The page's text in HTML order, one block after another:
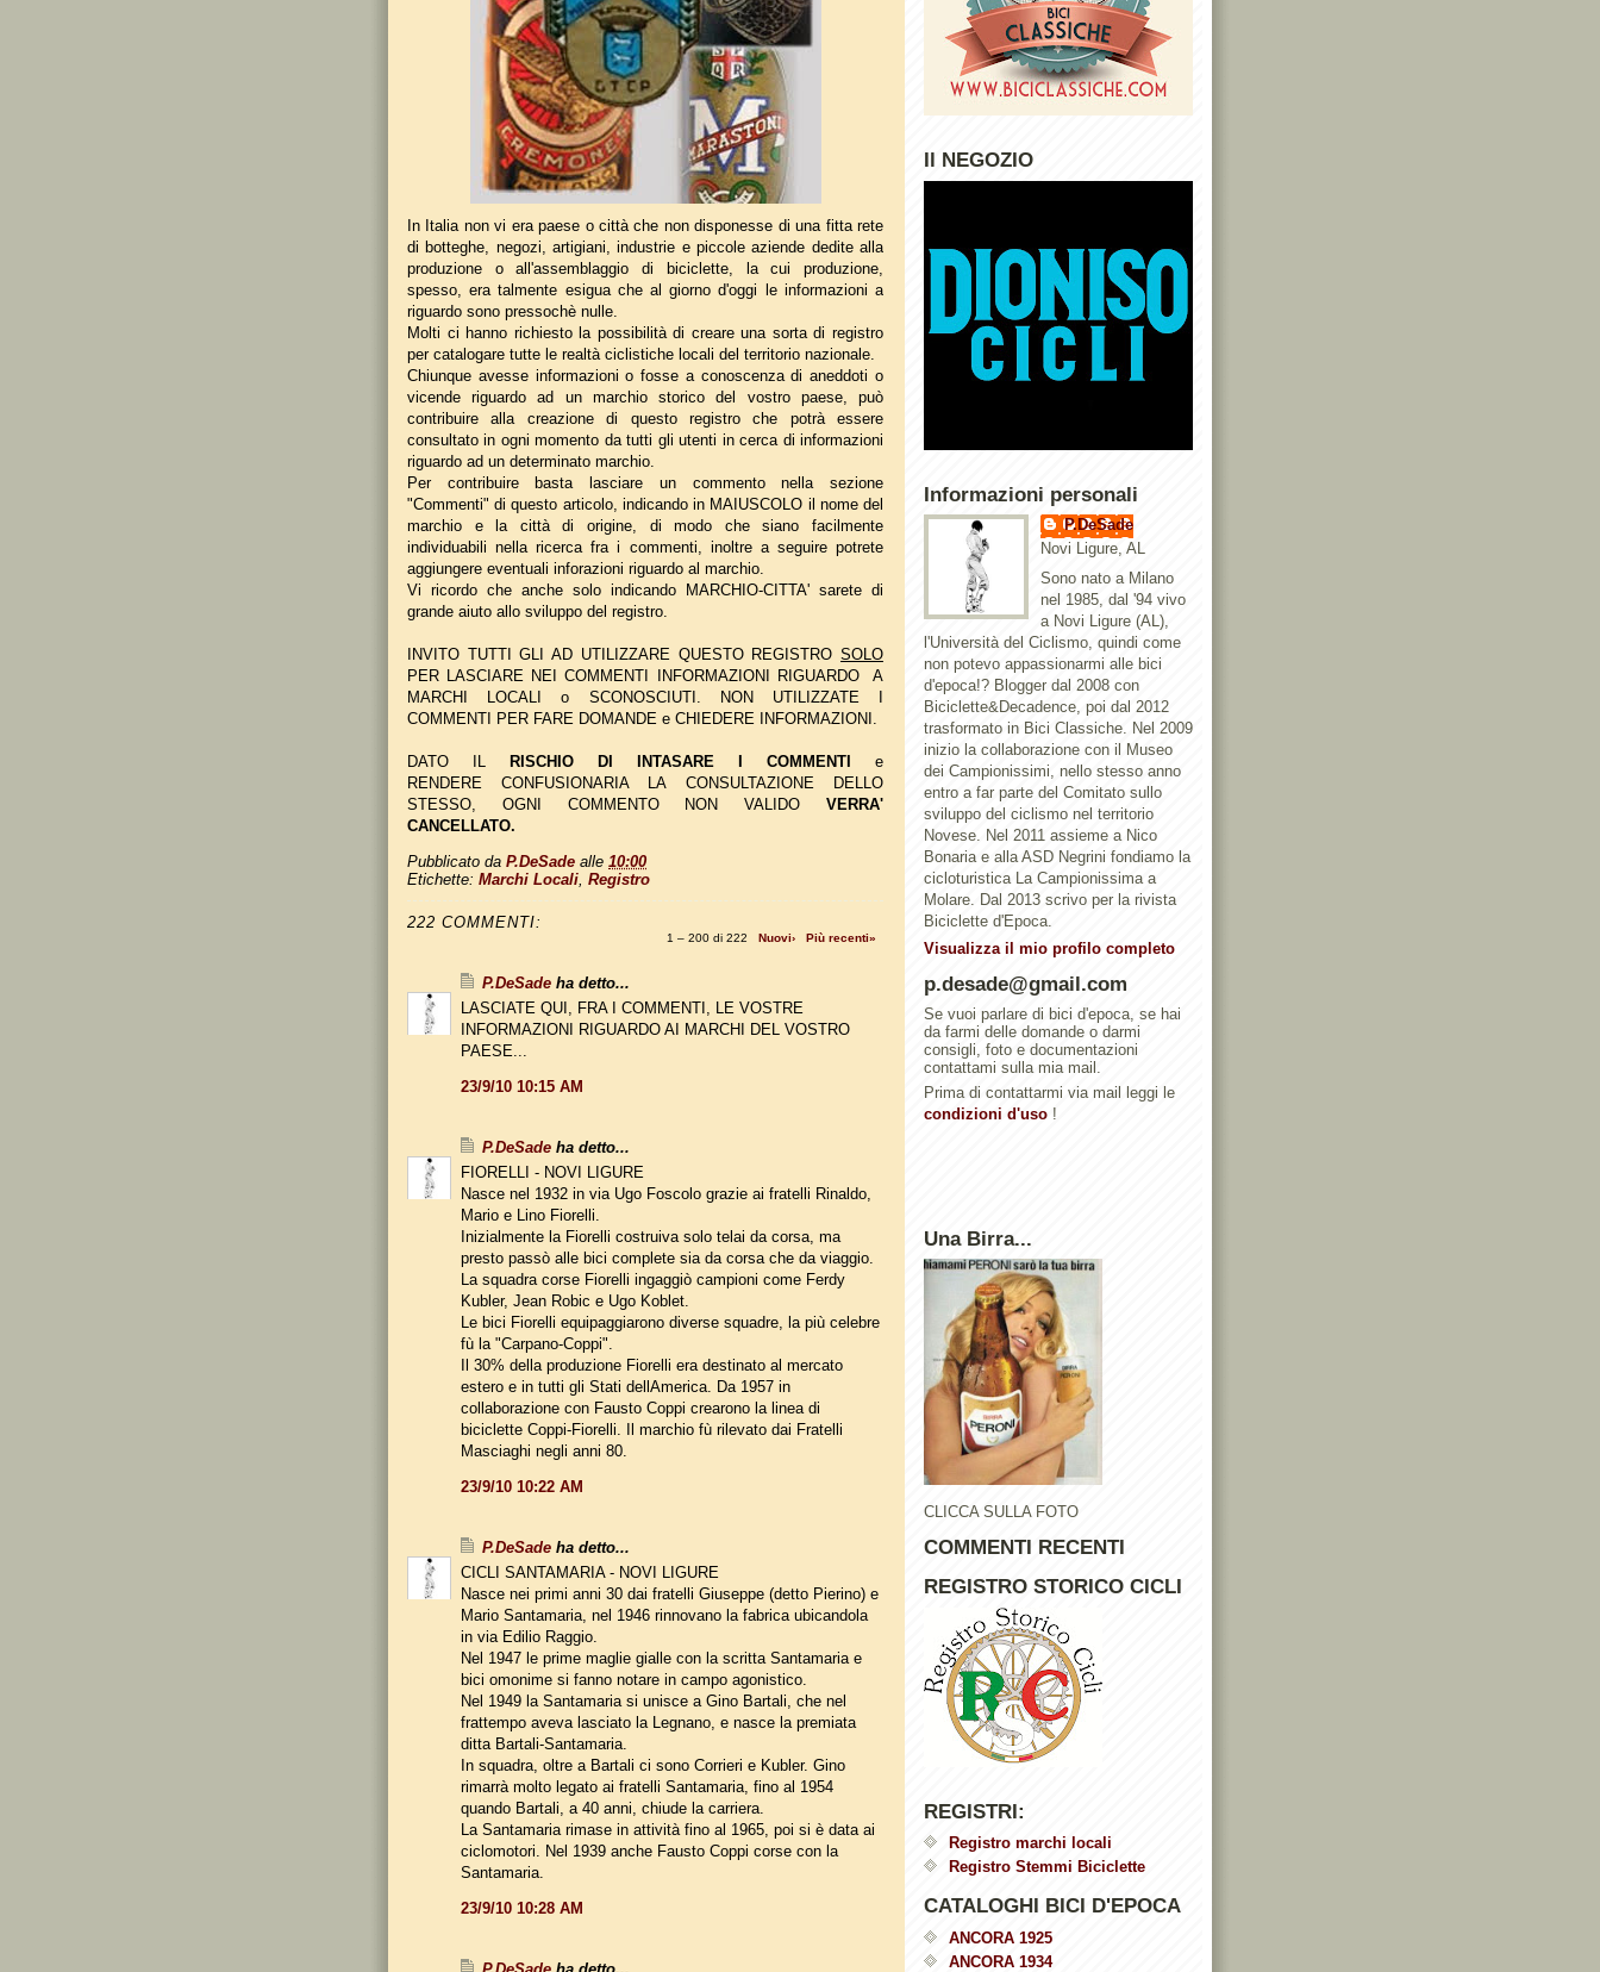
In Italia non vi era paese o città che non disponesse di una fitta rete
di botteghe, negozi, artigiani, industrie e piccole aziende dedite alla
produzione o all'assemblaggio di biciclette, la cui produzione,
spesso, era talmente esigua che al giorno d'oggi le informazioni a
riguardo sono pressochè nulle.
Molti ci hanno richiesto la possibilità di creare una sorta di registro
per catalogare tutte le realtà ciclistiche locali del territorio nazionale.
Chiunque avesse informazioni o fosse a conoscenza di aneddoti o
vicende riguardo ad un marchio storico del vostro paese, può
contribuire alla creazione di questo registro che potrà essere
consultato in ogni momento da tutti gli utenti in cerca di informazioni
riguardo ad un determinato marchio.
Per contribuire basta lasciare un commento nella sezione
"Commenti" di questo articolo, indicando in MAIUSCOLO il nome del
marchio e la città di origine, di modo che siano facilmente
individuabili nella ricerca fra i commenti, inoltre a seguire potrete
aggiungere eventuali inforazioni riguardo al marchio.
Vi ricordo che anche solo indicando MARCHIO-CITTA' sarete di
grande aiuto allo sviluppo del registro.
INVITO TUTTI GLI AD UTILIZZARE QUESTO REGISTRO SOLO
PER LASCIARE NEI COMMENTI INFORMAZIONI RIGUARDO A
MARCHI LOCALI o SCONOSCIUTI. NON UTILIZZATE I
COMMENTI PER FARE DOMANDE e CHIEDERE INFORMAZIONI.
DATO IL RISCHIO DI INTASARE I COMMENTI e
RENDERE CONFUSIONARIA LA CONSULTAZIONE DELLO
STESSO, OGNI COMMENTO NON VALIDO VERRA'
CANCELLATO.
Pubblicato da P.DeSade alle 10:00
Etichette: Marchi Locali Registro
222 COMMENTI:
1 – 200 di 222 Nuovi› Più recenti»
P.DeSade ha detto...
LASCIATE QUI, FRA I COMMENTI, LE VOSTRE
INFORMAZIONI RIGUARDO AI MARCHI DEL VOSTRO
PAESE...
23/9/10 10:15 AM
P.DeSade ha detto...
FIORELLI - NOVI LIGURE
Nasce nel 1932 in via Ugo Foscolo grazie ai fratelli Rinaldo,
Mario e Lino Fiorelli.
Inizialmente la Fiorelli costruiva solo telai da corsa, ma
presto passò alle bici complete sia da corsa che da viaggio.
La squadra corse Fiorelli ingaggiò campioni come Ferdy
Kubler, Jean Robic e Ugo Koblet.
Le bici Fiorelli equipaggiarono diverse squadre, la più celebre
fù la "Carpano-Coppi".
Il 30% della produzione Fiorelli era destinato al mercato
estero e in tutti gli Stati dellAmerica. Da 1957 in
collaborazione con Fausto Coppi crearono la linea di
biciclette Coppi-Fiorelli. Il marchio fù rilevato dai Fratelli
Masciaghi negli anni 80.
23/9/10 10:22 AM
P.DeSade ha detto...
CICLI SANTAMARIA - NOVI LIGURE
Nasce nei primi anni 30 dai fratelli Giuseppe (detto Pierino) e
Mario Santamaria, nel 1946 rinnovano la fabrica ubicandola
in via Edilio Raggio.
Nel 1947 le prime maglie gialle con la scritta Santamaria e
bici omonime si fanno notare in campo agonistico.
Nel 1949 la Santamaria si unisce a Gino Bartali, che nel
frattempo aveva lasciato la Legnano, e nasce la premiata
ditta Bartali-Santamaria.
In squadra, oltre a Bartali ci sono Corrieri e Kubler. Gino
rimarrà molto legato ai fratelli Santamaria, fino al 1954
quando Bartali, a 40 anni, chiude la carriera.
La Santamaria rimase in attività fino al 1965, poi si è data ai
ciclomotori. Nel 1939 anche Fausto Coppi corse con la
Santamaria.
23/9/10 10:28 AM
P.DeSade ha detto...
Il NEGOZIO
Informazioni personali
P.DeSade
Novi Ligure, AL
Sono nato a Milano
nel 1985, dal '94 vivo
a Novi Ligure (AL),
l'Università del Ciclismo, quindi come
non potevo appassionarmi alle bici
d'epoca!? Blogger dal 2008 con
Biciclette&Decadence, poi dal 2012
trasformato in Bici Classiche. Nel 2009
inizio la collaborazione con il Museo
dei Campionissimi, nello stesso anno
entro a far parte del Comitato sullo
sviluppo del ciclismo nel territorio
Novese. Nel 2011 assieme a Nico
Bonaria e alla ASD Negrini fondiamo la
cicloturistica La Campionissima a
Molare. Dal 2013 scrivo per la rivista
Biciclette d'Epoca.
Visualizza il mio profilo completo
p.desade@gmail.com
Se vuoi parlare di bici d'epoca, se hai
da farmi delle domande o darmi
consigli, foto e documentazioni
contattami sulla mia mail.
Prima di contattarmi via mail leggi le
condizioni d'uso !
Una Birra...
CLICCA SULLA FOTO
COMMENTI RECENTI
REGISTRO STORICO CICLI
REGISTRI:
Registro marchi locali
Registro Stemmi Biciclette
CATALOGHI BICI D'EPOCA
ANCORA 1925
ANCORA 1934